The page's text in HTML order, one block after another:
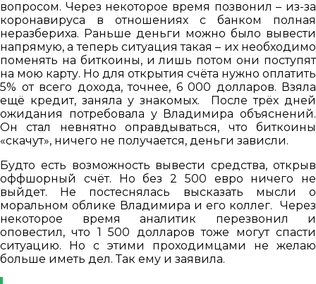
вопросом. Через некоторое время позвонил – из-за
коронавируса в отношениях с банком полная
неразбериха. Раньше деньги можно было вывести
напрямую, а теперь ситуация такая – их необходимо
поменять на биткоины, и лишь потом они поступят
на мою карту. Но для открытия счёта нужно оплатить
5% от всего дохода, точнее, 6 000 долларов. Взяла
ещё кредит, заняла у знакомых. После трёх дней
ожидания потребовала у Владимира объяснений.
Он стал невнятно оправдываться, что биткоины
«скачут», ничего не получается, деньги зависли.
Будто есть возможность вывести средства, открыв
оффшорный счёт. Но без 2 500 евро ничего не
выйдет. Не постеснялась высказать мысли о
моральном облике Владимира и его коллег. Через
некоторое время аналитик перезвонил и
оповестил, что 1 500 долларов тоже могут спасти
ситуацию. Но с этими проходимцами не желаю
больше иметь дел. Так ему и заявила.